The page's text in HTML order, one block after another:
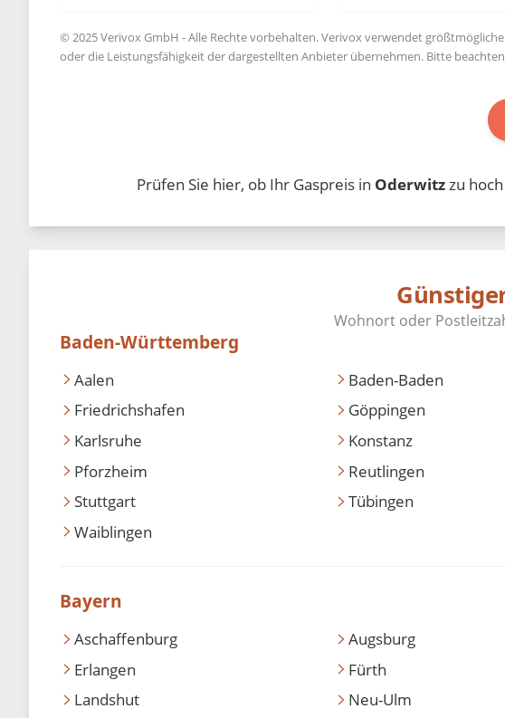
© 2025 Verivox GmbH - Alle Rechte vorbehalten. Verivox verwendet
oder die Leistungsfähigkeit der dargestellten Anbieter übernehmen. Bitte
Prüfen Sie hier, ob Ihr Gaspreis in Oderwitzzu
Baden-Württemberg
Aalen Baden-Baden
Friedrichshafen
Göppingen
Karlsruhe
Konstanz
Pforzheim
Reutlingen
Stuttgart
Tübingen
Waiblingen
Bayern
Aschaffenburg Augsburg
Erlangen
Fürth
Landshut
Neu-Ulm